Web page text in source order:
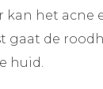
kan het acne
gaat de
huid.